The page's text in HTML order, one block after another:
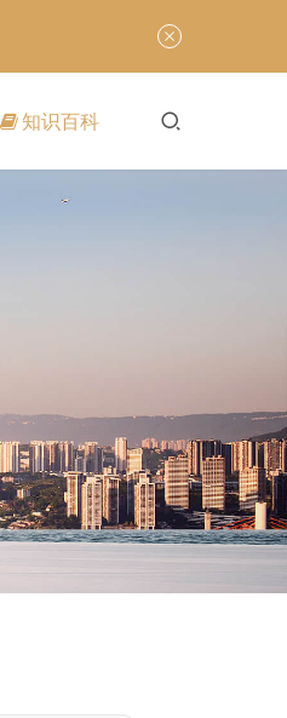
知识百科